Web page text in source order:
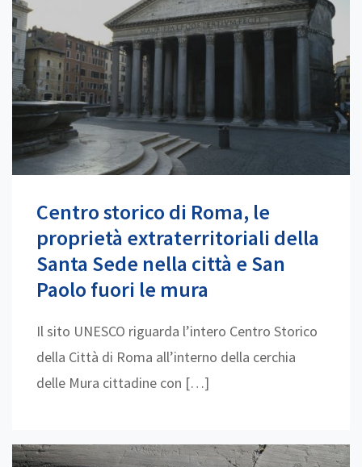
Centro storico di Roma, le
proprietà extraterritoriali della
Santa Sede nella città e San
Paolo fuori le mura
Il sito UNESCO riguarda l’intero Centro Storico
della Città di Roma all’interno della cerchia
delle Mura cittadine con […]